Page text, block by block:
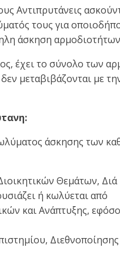
Αντιπρυτάνεις
τους για
άσκηση
έχει το σύνολο των
μεταβιβάζονται με
άσκησης των
Θεμάτων,
ή κωλύεται από
και Ανάπτυξης,